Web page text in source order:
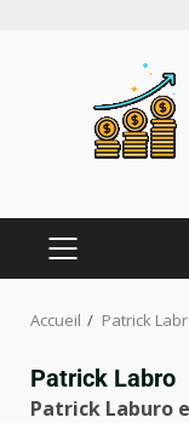
Accueil Patrick
Patrick Labro
Patrick Laburo